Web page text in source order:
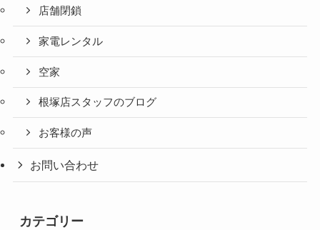
店舗閉鎖
家電レンタル
空家
根塚店スタッフのブログ
お客様の声
お問い合わせ
カテゴリー